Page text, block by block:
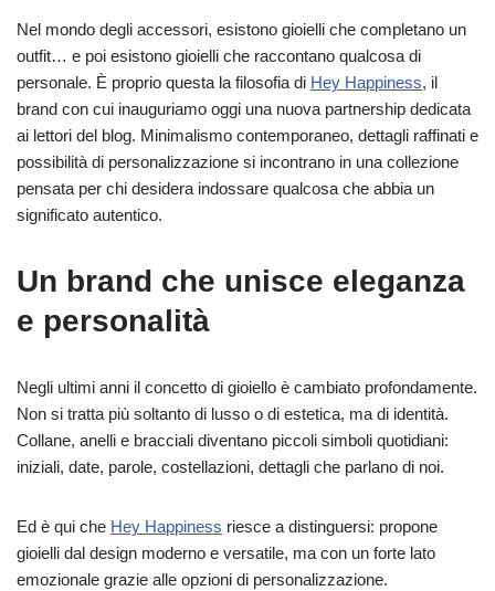
Nel mondo degli accessori, esistono gioielli che completano un
outfit… e poi esistono gioielli che raccontano qualcosa di
personale. È proprio questa la filosofia di Hey Happiness, il
brand con cui inauguriamo oggi una nuova partnership dedicata
ai lettori del blog. Minimalismo contemporaneo, dettagli raffinati e
possibilità di personalizzazione si incontrano in una collezione
pensata per chi desidera indossare qualcosa che abbia un
significato autentico.
Un brand che unisce eleganza
e personalità
Negli ultimi anni il concetto di gioiello è cambiato profondamente.
Non si tratta più soltanto di lusso o di estetica, ma di identità.
Collane, anelli e bracciali diventano piccoli simboli quotidiani:
iniziali, date, parole, costellazioni, dettagli che parlano di noi.
Ed è qui che Hey Happiness riesce a distinguersi: propone
gioielli dal design moderno e versatile, ma con un forte lato
emozionale grazie alle opzioni di personalizzazione.